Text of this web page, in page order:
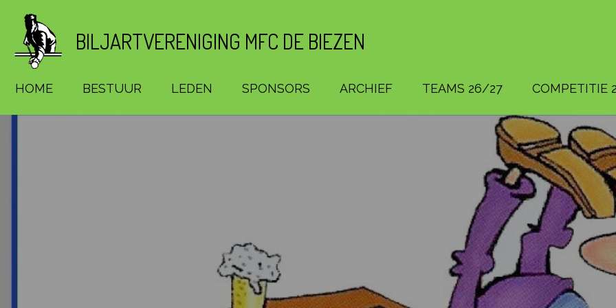
direct
naar
de
BILJARTVERENIGING MFC DE BIEZEN
HOME BESTUUR LEDEN SPONSORS ARCHIEF TEAMS 26/27 COMPETITIE